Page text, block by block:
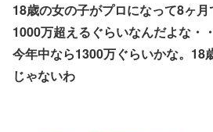
18歳の女の子がプロになって8ヶ
1000万超えるぐらいなんだよな・
今年中なら1300万ぐらいかな。18
じゃないわ